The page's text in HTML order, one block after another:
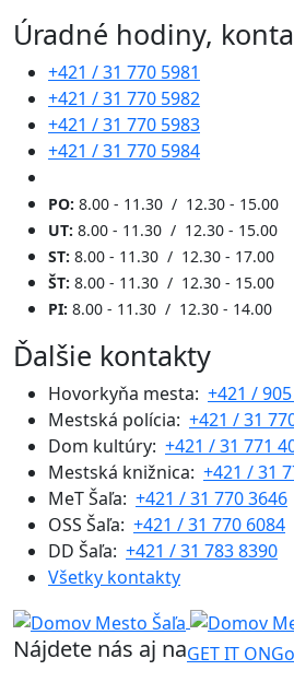
Úradné hodiny,
+421 / 31 770 5981
+421 / 31 770 5982
+421 / 31 770 5983
+421 / 31 770 5984
PO: 8.00 - 11.30 / 12.30 - 15.00
UT: 8.00 - 11.30 / 12.30 - 15.00
ST: 8.00 - 11.30 / 12.30 - 17.00
ŠT: 8.00 - 11.30 / 12.30 - 15.00
PI: 8.00 - 11.30 / 12.30 - 14.00
Ďalšie kontakty
Hovorkyňa mesta: +421 /
Mestská polícia: +421 / 31
Dom kultúry: +421 / 31 771
Mestská knižnica: +421 / 31
MeT Šaľa: +421 / 31 770 3646
OSS Šaľa: +421 / 31 770 6084
DD Šaľa: +421 / 31 783 8390
Všetky kontakty
Nájdete nás aj naGET IT ON